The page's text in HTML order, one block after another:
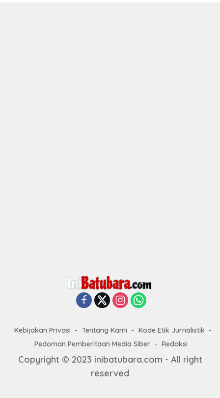
Kebijakan Privasi Tentang Kami
Kode Etik Jurnalistik
Pedoman Pemberitaan Media Siber
Redaksi
Copyright © 2023 inibatubara.com - All right
reserved